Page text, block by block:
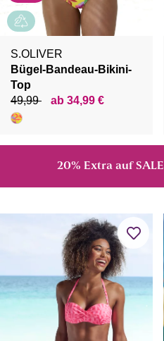
S.OLIVER
Bügel-Bandeau-Bikini-
Top
49,99
ab 34,99 €
20% Extra auf SALE